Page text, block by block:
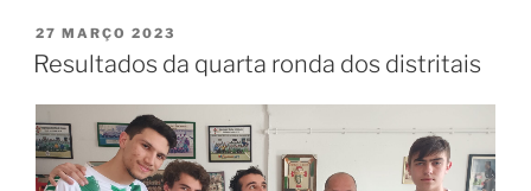
PUBLICADO
EM
27 MARÇO 2023
Resultados da quarta ronda dos distritais